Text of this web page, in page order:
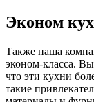
Эконом
Также наша
эконом-класса.
что эти кухни
такие